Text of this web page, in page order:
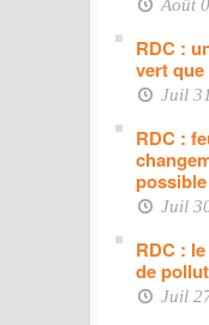
Août
RDC :
vert que
Juil
RDC :
Juil
RDC :
de
Juil